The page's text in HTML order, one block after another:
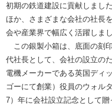
初期の鉄道建設に貢献しまし
ほか、さまざまな会社の社長
会や産業界で幅広く活躍しまし
この銀製小箱は、底面の刻
代社長として、会社の設立の
電機メーカーである英国ディ
ゴーにて創業）役員のウォル
7）年に会社設立記念として贈